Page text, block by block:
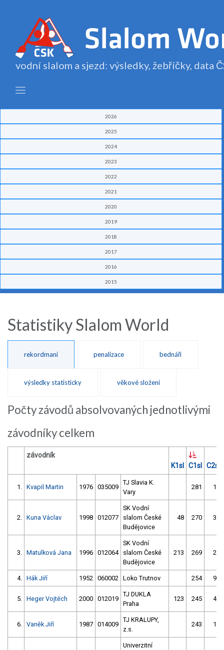
vodní slalom a sjezd: výsledky, žebříčky, data
2026
2025
2024
2023
2022
2021
2020
2019
2018
2017
2016
2015
Statistiky Slalom World
rekordmani penalizace bednáři
výsledky statisticky věkové složení
Počty závodů absolvovaných jednotlivými
závodníky celkem
závodník
K1sl
C1sl C2sl
1. Kvapil Martin 1976 035009
TJ Slavia K.
Vary
281 13
2. Kuna Václav 1998 012077
SK Vodní
slalom České
Budějovice
48 270 34
3. Matulková Jana 1996 012064
SK Vodní
slalom České
Budějovice
213 269 23
4. Hák Jiří 1952 060002 Loko Trutnov 254 97
5. Heger Vojtěch 2000 012019
TJ DUKLA
Praha
123 245 41
6. Vaněk Jiří 1987 014009
TJ KRALUPY,
z.s.
243 15
Univerzitní